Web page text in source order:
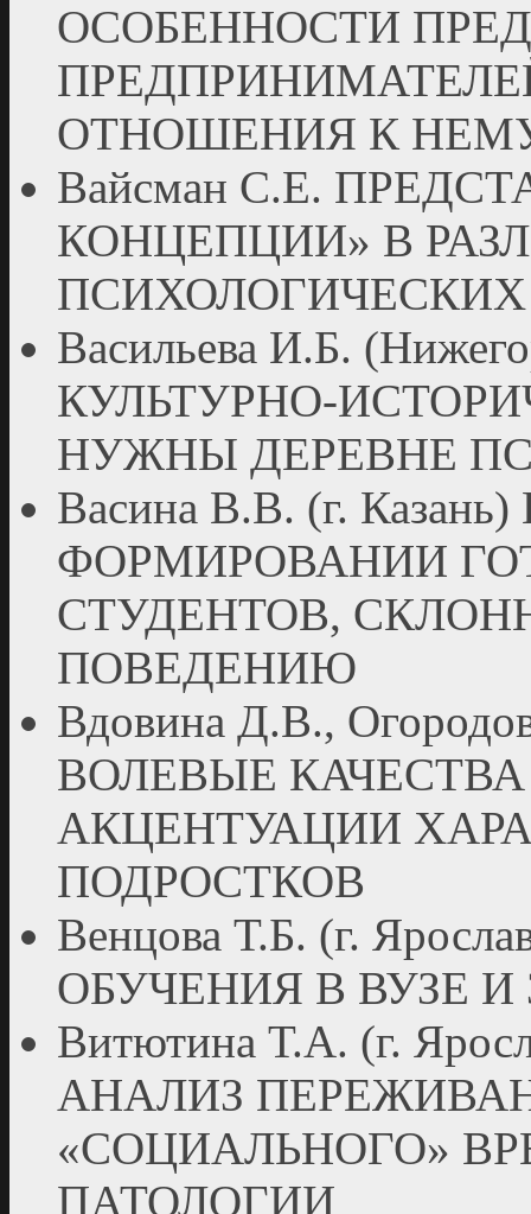
ОСОБЕННОСТИ
ОТНОШЕНИЯ К
Вайсман С.Е.
КОНЦЕПЦИИ» В
Васильева И.Б.
КУЛЬТУРНО-
НУЖНЫ ДЕРЕВНЕ
Васина В.В. (г.
ФОРМИРОВАНИИ
СТУДЕНТОВ,
ПОВЕДЕНИЮ
Вдовина Д.В.,
ВОЛЕВЫЕ
АКЦЕНТУАЦИИ
ПОДРОСТКОВ
Венцова Т.Б. (г.
ОБУЧЕНИЯ В ВУЗЕ
Витютина Т.А. (г.
АНАЛИЗ
«СОЦИАЛЬНОГО»
ПАТОЛОГИИ